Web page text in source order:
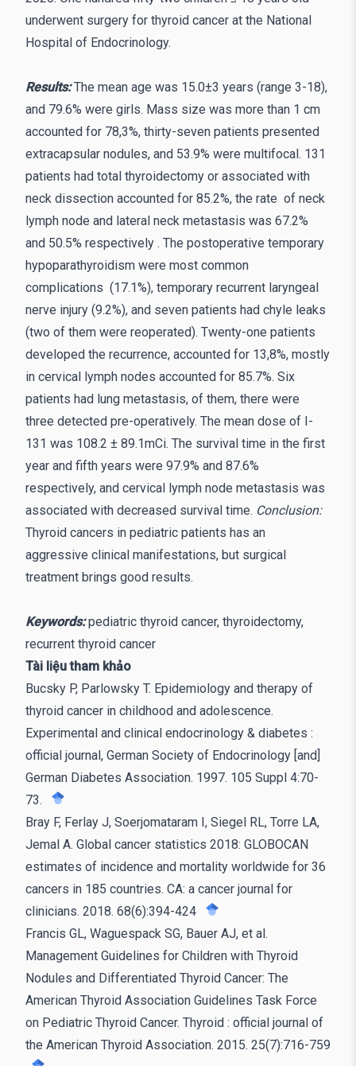
underwent surgery for thyroid cancer at the National
Hospital of Endocrinology.
Results: The mean age was 15.0±3 years (range 3-18),
and 79.6% were girls. Mass size was more than 1 cm
accounted for 78,3%, thirty-seven patients presented
extracapsular nodules, and 53.9% were multifocal. 131
patients had total thyroidectomy or associated with
neck dissection accounted for 85.2%, the rate of neck
lymph node and lateral neck metastasis was 67.2%
and 50.5% respectively . The postoperative temporary
hypoparathyroidism were most common
complications (17.1%), temporary recurrent laryngeal
nerve injury (9.2%), and seven patients had chyle leaks
(two of them were reoperated). Twenty-one patients
developed the recurrence, accounted for 13,8%, mostly
in cervical lymph nodes accounted for 85.7%. Six
patients had lung metastasis, of them, there were
three detected pre-operatively. The mean dose of I-
131 was 108.2 ± 89.1mCi. The survival time in the first
year and fifth years were 97.9% and 87.6%
respectively, and cervical lymph node metastasis was
associated with decreased survival time. Conclusion:
Thyroid cancers in pediatric patients has an
aggressive clinical manifestations, but surgical
treatment brings good results.
Keywords: pediatric thyroid cancer, thyroidectomy,
recurrent thyroid cancer
Tài liệu tham khảo
Bucsky P, Parlowsky T. Epidemiology and therapy of
thyroid cancer in childhood and adolescence.
Experimental and clinical endocrinology & diabetes :
official journal, German Society of Endocrinology [and]
German Diabetes Association. 1997. 105 Suppl 4:70-
73.
Bray F, Ferlay J, Soerjomataram I, Siegel RL, Torre LA,
Jemal A. Global cancer statistics 2018: GLOBOCAN
estimates of incidence and mortality worldwide for 36
cancers in 185 countries. CA: a cancer journal for
clinicians. 2018. 68(6):394-424
Francis GL, Waguespack SG, Bauer AJ, et al.
Management Guidelines for Children with Thyroid
Nodules and Differentiated Thyroid Cancer: The
American Thyroid Association Guidelines Task Force
on Pediatric Thyroid Cancer. Thyroid : official journal of
the American Thyroid Association. 2015. 25(7):716-759